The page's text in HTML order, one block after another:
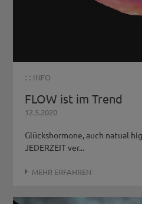
: : INFO
FLOW ist im Trend
12.5.2020
Glückshormone, auch natual
JEDERZEIT ver...
MEHR ERFAHREN